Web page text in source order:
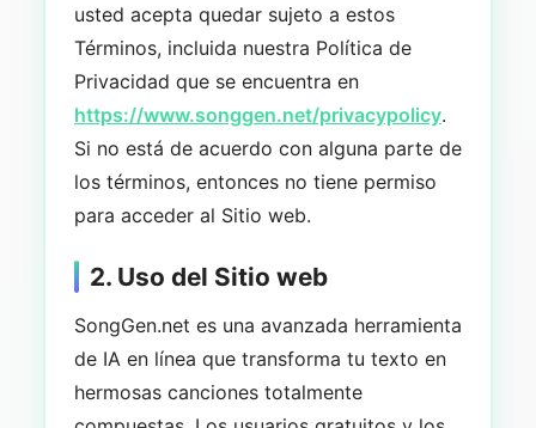
usted acepta quedar sujeto a estos
Términos, incluida nuestra Política de
Privacidad que se encuentra en
https://www.songgen.net/privacypolicy.
Si no está de acuerdo con alguna parte de
los términos, entonces no tiene permiso
para acceder al Sitio web.
2. Uso del Sitio web
SongGen.net es una avanzada herramienta
de IA en línea que transforma tu texto en
hermosas canciones totalmente